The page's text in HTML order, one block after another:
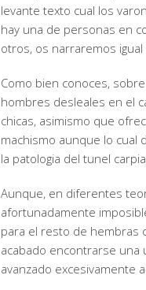
levante texto cual los
hay una de personas en
otros, os narraremos
Como bien conoces,
hombres desleales en el
chicas, asimismo que
machismo aunque lo cual
la patologi­a del tunel
Aunque, en diferentes
afortunadamente
para el resto de hembras
acabado encontrarse una
avanzado excesivamente